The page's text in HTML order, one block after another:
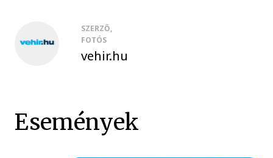
SZERZŐ,
FOTÓS
vehir.hu
Események